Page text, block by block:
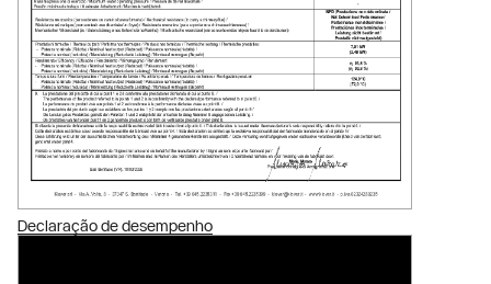
Declaração de desempenho